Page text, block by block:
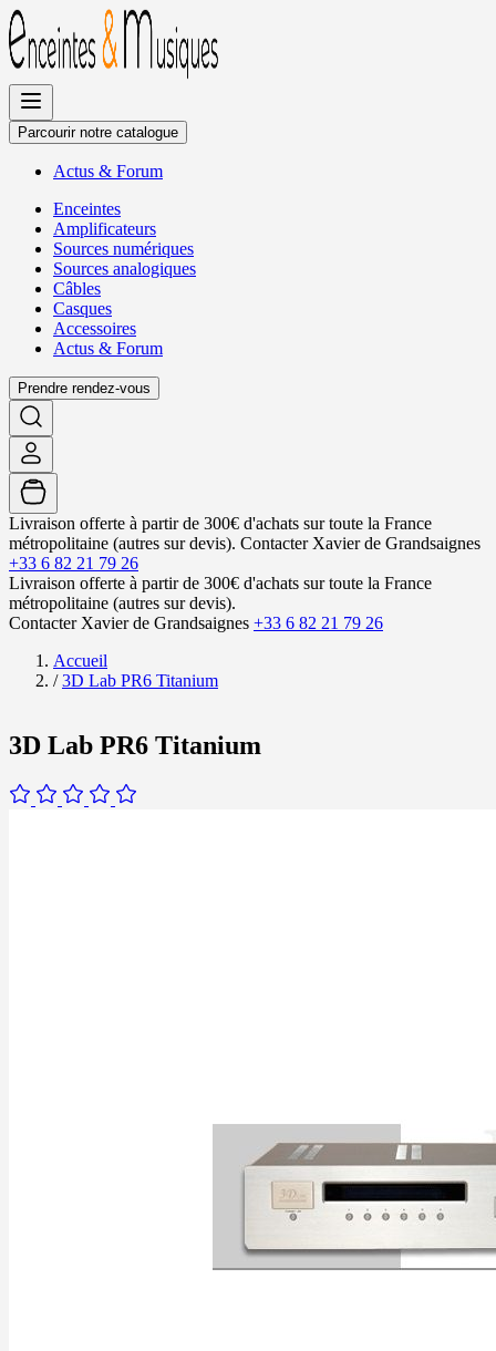
Allez
au
contenu
Parcourir notre catalogue
Actus & Forum
Enceintes
Amplificateurs
Sources numériques
Sources analogiques
Câbles
Casques
Accessoires
Actus & Forum
Prendre rendez-vous
Livraison offerte à partir de 300€ d'achats sur toute la France
métropolitaine (autres sur devis). Contacter Xavier de Grandsaignes
+33 6 82 21 79 26
Livraison offerte à partir de 300€ d'achats sur toute la France
métropolitaine (autres sur devis).
Contacter Xavier de Grandsaignes +33 6 82 21 79 26
Accueil
/ 3D Lab PR6 Titanium
3D Lab PR6 Titanium